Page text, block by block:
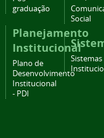
graduação
Planejamento
Institucional
Plano de
Desenvolvimento
Institucional
- PDI
Social
Sistemas